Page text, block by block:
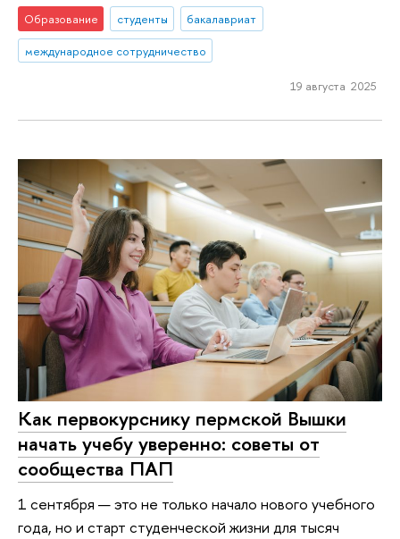
Образование студенты
бакалавриат
международное сотрудничество
19 августа 2025
Как первокурснику пермской Вышки
начать учебу уверенно: советы от
сообщества ПАП
1 сентября — это не только начало нового учебного
года, но и старт студенческой жизни для тысяч